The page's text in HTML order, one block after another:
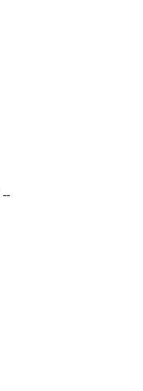
--